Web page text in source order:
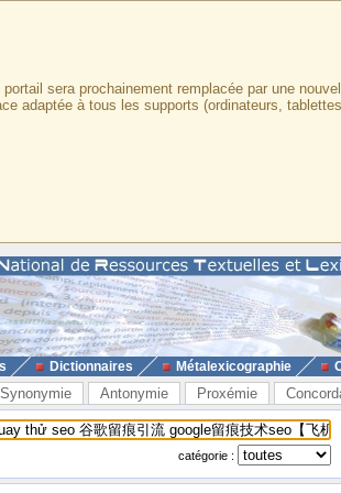
sera prochainement remplacée par une
adaptée à tous les supports (ordinateurs,
Dictionnaires Métalexicographie
Synonymie Antonymie Proxémie
catégorie :